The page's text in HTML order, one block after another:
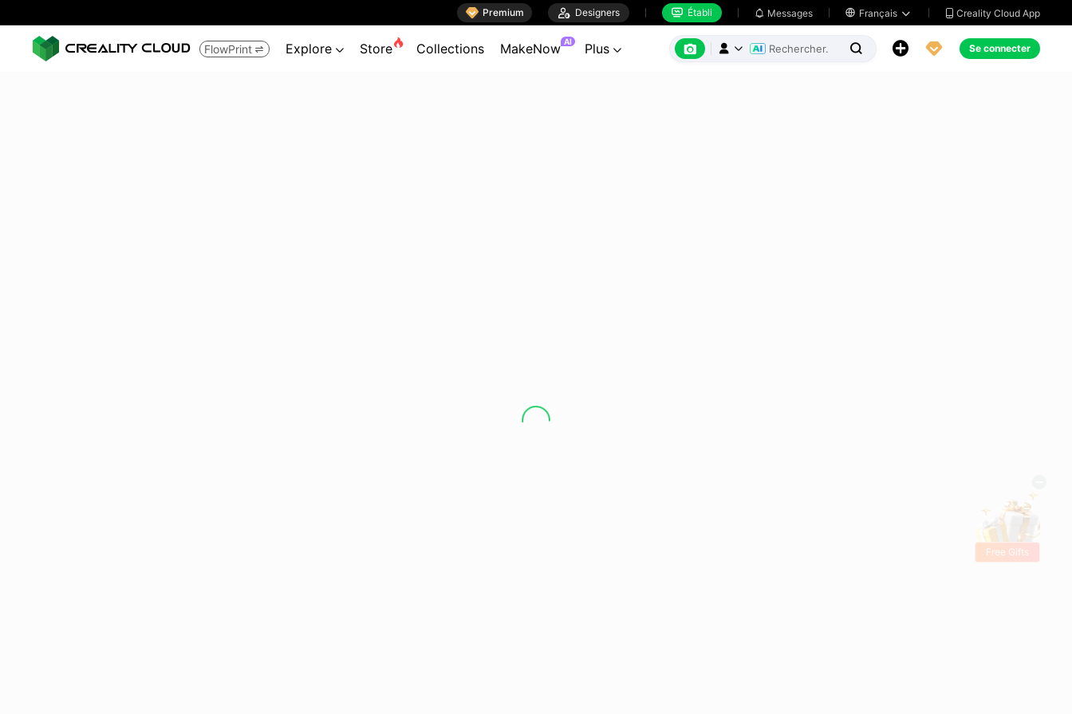
 Premium  Designers  Établi  Messages  Français   Creality Cloud App
FlowPrint  Explore  Store Collections MakeNow AI Plus        Se connecter
Free Gifts